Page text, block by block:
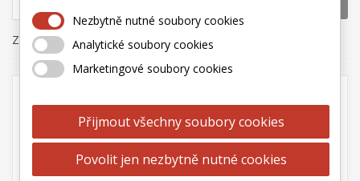
Zobrazení 1-3 z 3 položek
Nezbytně nutné soubory cookies
Analytické soubory cookies
Marketingové soubory cookies
Přijmout všechny soubory cookies
Povolit jen nezbytně nutné cookies